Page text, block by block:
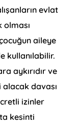
evlat
olması
aileye
kullanılabilir.
aykırıdır ve
alacak davası
izinler
kesinti